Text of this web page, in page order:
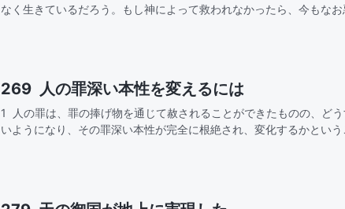
なく生きているだろう。もし神によって救われなかったら、今もな
269 人の罪深い本性を変えるには
1 人の罪は、罪の捧げ物を通じて赦されることができたものの、ど
いようになり、その罪深い本性が完全に根絶され、変化するかとい